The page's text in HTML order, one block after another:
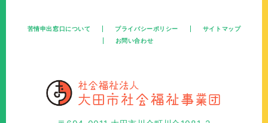
苦情申出窓口について プライバシーポリシー
サイトマップ
お問い合わせ